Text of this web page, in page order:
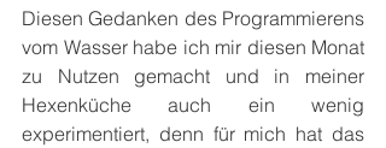
Diesen Gedanken des Programmierens
vom Wasser habe ich mir diesen Monat
zu Nutzen gemacht und in meiner
Hexenküche auch ein wenig
experimentiert, denn für mich hat das